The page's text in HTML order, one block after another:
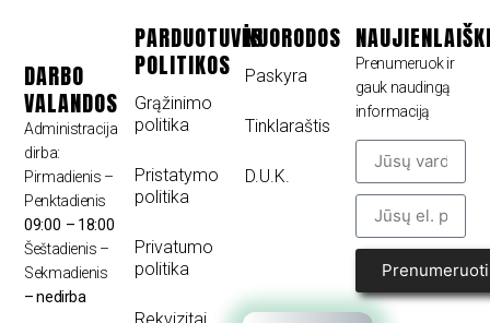
DARBO
VALANDOS
Administracija
dirba:
Pirmadienis –
Penktadienis
09:00 – 18:00
Šeštadienis –
Sekmadienis
– nedirba
PARDUOTUVĖS
POLITIKOS
Grąžinimo
politika
Pristatymo
politika
Privatumo
politika
NUORODOS
Paskyra
Tinklaraštis
D.U.K.
Prenumeruok ir
gauk naudingą
informaciją
Prenumeruoti